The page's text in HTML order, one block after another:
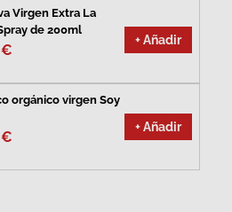
Virgen Extra La
de 200ml
€
+ Añadir
orgánico virgen Soy
€
+ Añadir